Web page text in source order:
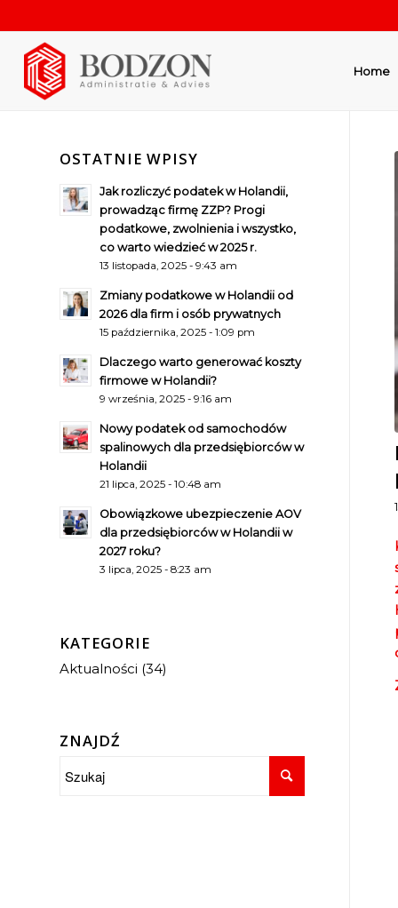
Home
OSTATNIE WPISY
Jak rozliczyć podatek w Holandii,
prowadząc firmę ZZP? Progi
podatkowe, zwolnienia i wszystko,
co warto wiedzieć w 2025 r.
13 listopada, 2025 - 9:43 am
Zmiany podatkowe w Holandii od
2026 dla firm i osób prywatnych
15 października, 2025 - 1:09 pm
Dlaczego warto generować koszty
firmowe w Holandii?
9 września, 2025 - 9:16 am
Nowy podatek od samochodów
spalinowych dla przedsiębiorców w
Holandii
21 lipca, 2025 - 10:48 am
Obowiązkowe ubezpieczenie AOV
dla przedsiębiorców w Holandii w
2027 roku?
3 lipca, 2025 - 8:23 am
KATEGORIE
Aktualności (34)
ZNAJDŹ